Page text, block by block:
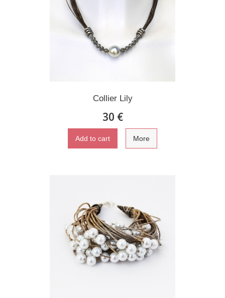
Collier Lily
30 €
Add to cart More